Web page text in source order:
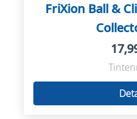
FriXion Ball &